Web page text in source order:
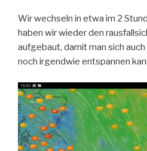
Wir wechseln in etwa im 2
haben wir wieder den
aufgebaut, damit man sich
noch irgendwie entspannen